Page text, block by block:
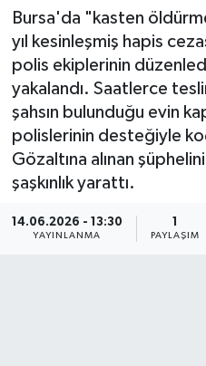
Bursa'da "kasten
yıl kesinleşmiş hapis
polis ekiplerinin
yakalandı. Saatlerce
şahsın bulunduğu evin
polislerinin desteğiyle
Gözaltına alınan
şaşkınlık yarattı.
14.06.2026 - 13:30
YAYINLANMA PAYLAŞIM